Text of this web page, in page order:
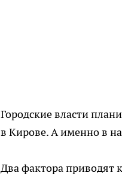
Городские власти
в Кирове. А именно в
Два фактора приводят